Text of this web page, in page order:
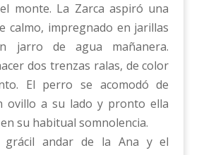
monte. La Zarca aspiró una
calmo, impregnado en jarillas
jarro de agua mañanera.
dos trenzas ralas, de color
El perro se acomodó de
ovillo a su lado y pronto ella
su habitual somnolencia.
grácil andar de la Ana y el